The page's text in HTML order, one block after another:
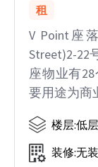
租
V Point座
Street)2-22
座物业有
要用途为商
楼层:低层
装修:无